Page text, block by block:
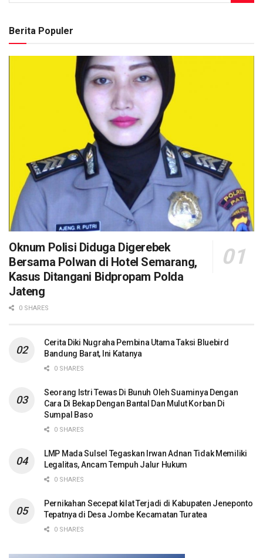
Berita Populer
Oknum Polisi Diduga Digerebek
Bersama Polwan di Hotel Semarang,
Kasus Ditangani Bidpropam Polda
Jateng
0 SHARES
Cerita Diki Nugraha Pembina Utama Taksi Bluebird
Bandung Barat, Ini Katanya
0 SHARES
Seorang Istri Tewas Di Bunuh Oleh Suaminya Dengan
Cara Di Bekap Dengan Bantal Dan Mulut Korban Di
Sumpal Baso
0 SHARES
LMP Mada Sulsel Tegaskan Irwan Adnan Tidak Memiliki
Legalitas, Ancam Tempuh Jalur Hukum
0 SHARES
Pernikahan Secepat kilat Terjadi di Kabupaten Jeneponto
Tepatnya di Desa Jombe Kecamatan Turatea
0 SHARES